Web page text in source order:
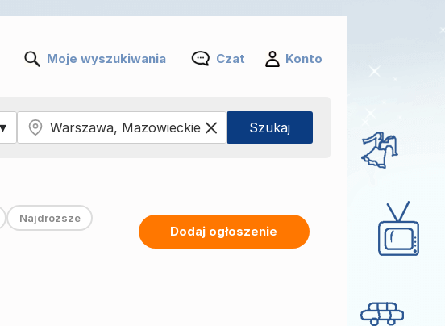
Moje wyszukiwania Czat Konto
Najdroższe
Dodaj ogłoszenie